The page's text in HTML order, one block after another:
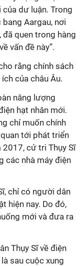
dư luận. Trong
Aargau, nơi
đã quen trong hàng
vấn đề này”.
rằng chính sách
của châu Âu.
năng lượng
hạt nhân mới.
chỉ muốn chính
tới phát triển
cử tri Thụy Sĩ
các nhà máy điện
chỉ có người dân
hiện nay. Do đó,
mới và đưa ra
Thụy Sĩ về điện
sau cuộc xung